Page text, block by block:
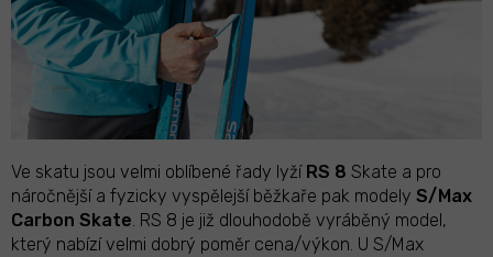
Ve skatu jsou velmi oblíbené řady lyží RS 8 Skate a pro
náročnější a fyzicky vyspělejší běžkaře pak modely S/Max
Carbon Skate. RS 8 je již dlouhodobě vyráběný model,
který nabízí velmi dobrý poměr cena/výkon. U S/Max